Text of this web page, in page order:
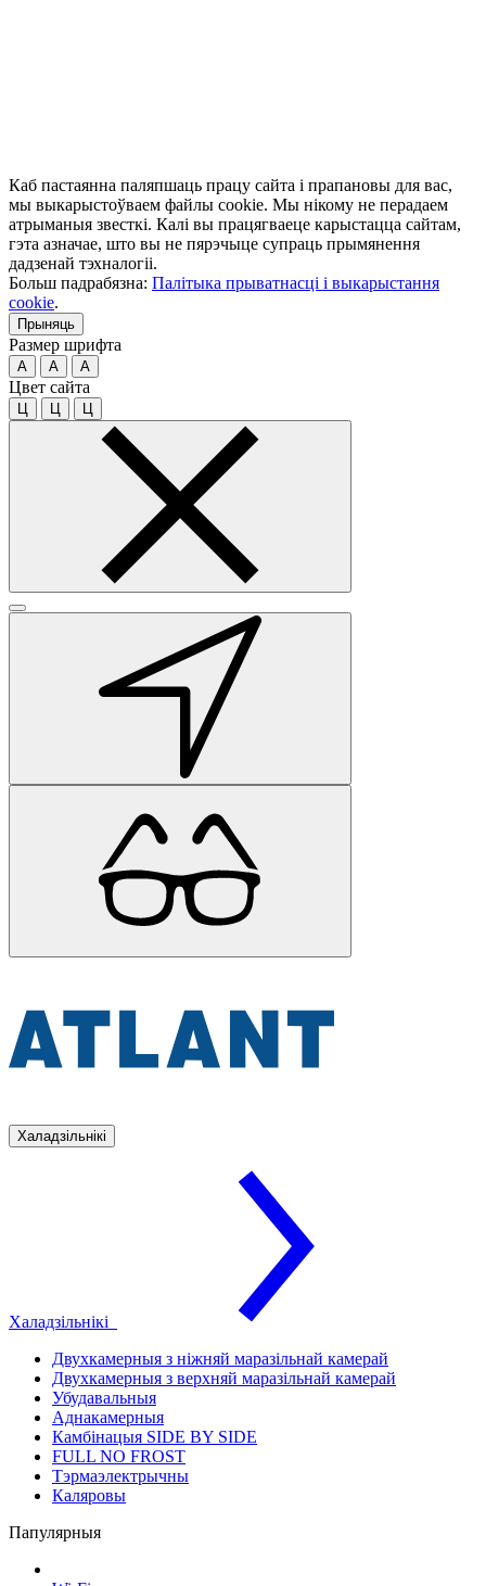
Каб пастаянна паляпшаць працу сайта і прапановы для вас,
мы выкарыстоўваем файлы cookie. Мы нікому не перадаем
атрыманыя звесткі. Калі вы працягваеце карыстацца сайтам,
гэта азначае, што вы не пярэчыце супраць прымянення
дадзенай тэхналогіі.
Больш падрабязна: Палітыка прыватнасці і выкарыстання
cookie.
Прыняць
Размер шрифта
A A A
Цвет сайта
Ц Ц Ц
Халадзільнікі
Халадзільнікі
Двухкамерныя з ніжняй маразільнай камерай
Двухкамерныя з верхняй маразільнай камерай
Убудавальныя
Аднакамерныя
Камбінацыя SIDE BY SIDE
FULL NO FROST
Тэрмаэлектрычны
Каляровы
Папулярныя